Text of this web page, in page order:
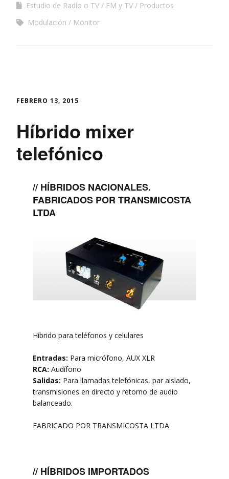
Estudio de Radio o TV FM y TV
Productos
Modulación
Monitor
FEBRERO 13, 2015
Híbrido mixer
telefónico
// HÍBRIDOS NACIONALES.
FABRICADOS POR TRANSMICOSTA
LTDA
Híbrido para teléfonos y celulares
Entradas: Para micrófono, AUX XLR
RCA: Audífono
Salidas: Para llamadas telefónicas, par aislado,
transmisiones en directo y retorno de audio
balanceado.
FABRICADO POR TRANSMICOSTA LTDA
// HÍBRIDOS IMPORTADOS